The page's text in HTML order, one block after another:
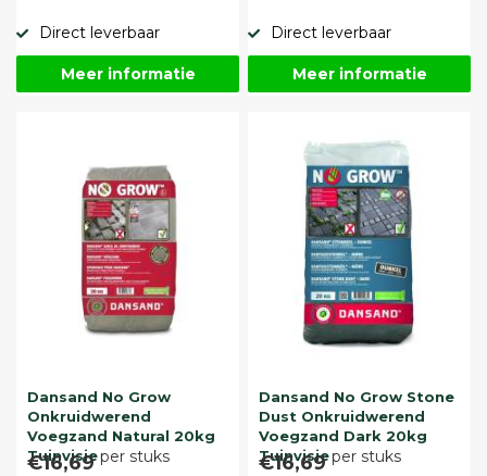
Direct leverbaar
Meer informatie
Direct leverbaar
Meer informatie
Dansand No Grow
Onkruidwerend
Voegzand Natural 20kg
Tuinvisie
€16,69per stuks
Dansand No Grow Stone
Dust Onkruidwerend
Voegzand Dark 20kg
Tuinvisie
€16,69per stuks